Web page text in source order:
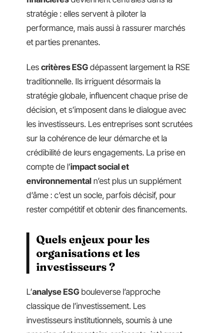
stratégie : elles servent à piloter la
performance, mais aussi à rassurer marchés
et parties prenantes.
Les critères ESG dépassent largement la RSE
traditionnelle. Ils irriguent désormais la
stratégie globale, influencent chaque prise de
décision, et s’imposent dans le dialogue avec
les investisseurs. Les entreprises sont scrutées
sur la cohérence de leur démarche et la
crédibilité de leurs engagements. La prise en
compte de l’impact social et
environnemental n’est plus un supplément
d’âme : c’est un socle, parfois décisif, pour
rester compétitif et obtenir des financements.
Quels enjeux pour les
organisations et les
investisseurs ?
L’analyse ESG bouleverse l’approche
classique de l’investissement. Les
investisseurs institutionnels, soumis à une